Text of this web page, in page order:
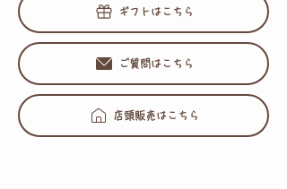
ギフトはこちら
ご質問はこちら
店頭販売はこちら